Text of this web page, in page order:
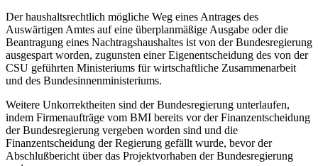
Der haushaltsrechtlich mögliche Weg eines Antrages des
Auswärtigen Amtes auf eine überplanmäßige Ausgabe oder die
Beantragung eines Nachtragshaushaltes ist von der Bundesregierung
ausgespart worden, zugunsten einer Eigenentscheidung des von der
CSU geführten Ministeriums für wirtschaftliche Zusammenarbeit
und des Bundesinnenministeriums.
Weitere Unkorrektheiten sind der Bundesregierung unterlaufen,
indem Firmenaufträge vom BMI bereits vor der Finanzentscheidung
der Bundesregierung vergeben worden sind und die
Finanzentscheidung der Regierung gefällt wurde, bevor der
Abschlußbericht über das Projektvorhaben der Bundesregierung